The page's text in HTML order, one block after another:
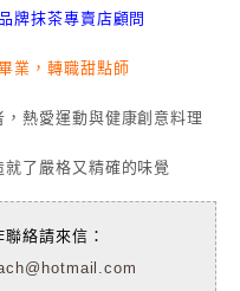
牌抹茶專賣店顧問
業，轉職甜點師
熱愛運動與健康創意料理
就了嚴格又精確的味覺
聯絡請來信：